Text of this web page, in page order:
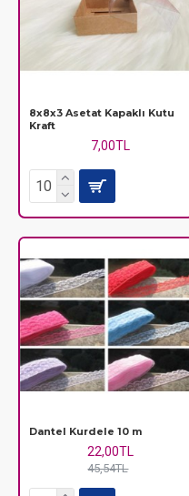
8x8x3 Asetat Kapaklı Kutu
Kraft
7,00TL
Dantel Kurdele 10 m
22,00TL
45,54TL